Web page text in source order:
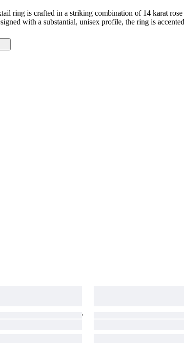
ring is crafted in a striking combination of 14 karat
with a substantial, unisex profile, the ring is
suitable for both men and women.
1.80 carats, 12 stones